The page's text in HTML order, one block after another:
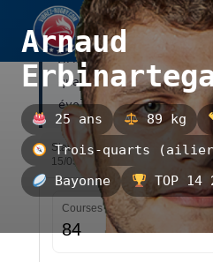
Aller
contenu
Arnaud
25 ans 89 kg
Trois-quarts
Bayonne
TOP 14
Arnaud
quarts (ailier/
évoluant à Bayonne.
Statistiques — TOP 14 2025/
15/05/2026 01:43
Courses
84